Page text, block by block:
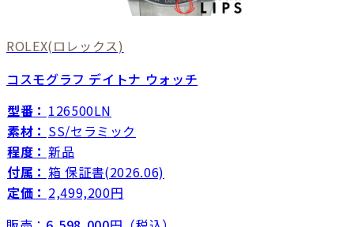
ROLEX(ロレックス)
コスモグラフ デイトナ ウォッチ
型番： 126500LN
素材： SS/セラミック
程度： 新品
付属： 箱 保証書(2026.06)
定価： 2,499,200円